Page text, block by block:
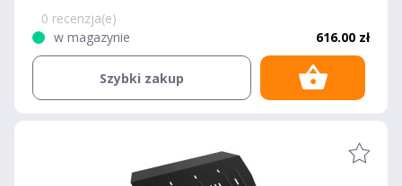
0 recenzja(e)
w magazynie
616.00 zł
Szybki zakup